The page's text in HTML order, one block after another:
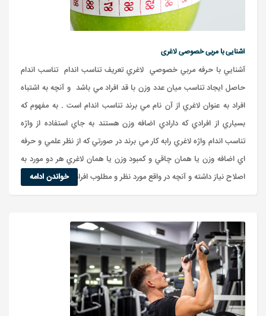
آشنایی با مربی خصوصی لاغری
آشنايي با حرفه مربي خصوصي لاغري تعريف تناسب اندام تناسب اندام
حاصل ايجاد تناسب ميان عدد وزن با قد افراد مي باشد و آنچه به اشتباه
افراد به عنوان لاغري از آن نام مي برند تناسب اندام است . به مفهوم که
بسياري از افرادي که دارادي اضافه وزن هستند به جاي استفاده از واژه
تناسب اندام واژه لاغري رابه کار مي برند در صورتي که از نظر علمي و حرفه
اي اضافه وزن يا همان چاقي و کمبود وزن يا همان لاغري هر دو مورد به
اصلاح نياز داشته و آنچه در واقع مورد نظر و مطلوب افراد است...خواندن ادامه